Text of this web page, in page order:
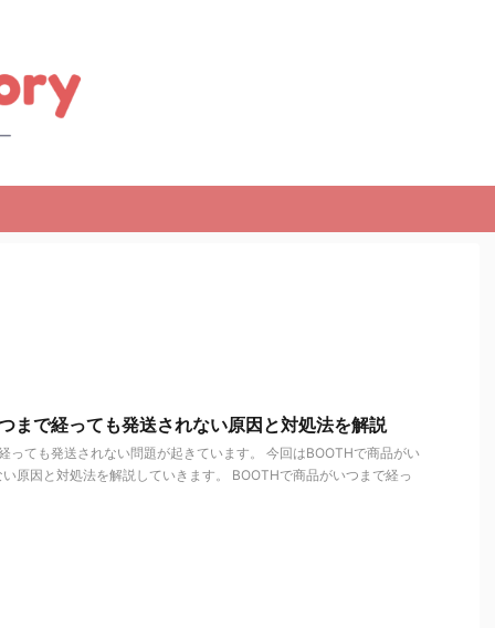
まで経っても発送されない原因と対処法を解説
っても発送されない問題が起きています。 今回はBOOTHで商品がい
原因と対処法を解説していきます。 BOOTHで商品がいつまで経っ